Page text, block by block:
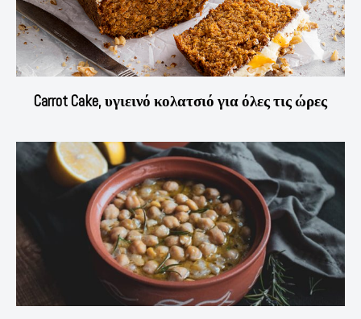
Carrot Cake, υγιεινό κολατσιό για όλες τις ώρες